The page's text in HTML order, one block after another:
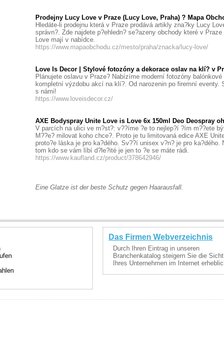
Prodejny Lucy Love v Praze (Lucy Love, Praha) ? Mapa
Hledáte-li prodejnu která v Praze prodává artikly zna?ky Lucy
správn?. Zde najdete p?ehledn? se?azeny obchody které v
Love mají v nabídce.
https://www.mapaobchodu.cz/mesto/praha/znacka/lucy-love/
Love Is Decor | Stylové fotozóny a dekorace oslav na klí? v
Plánujete oslavu v Praze? Nabízíme moderní fotozóny balónkové
kompletní výzdobu akcí na klí?. Od narozenin po firemní eventy.
s námi!
https://www.loveisdecor.cz/
AXE Bodyspray Unite Love is Love 6x 150ml Deo Deospray
V parcích na ulici ve m?st?: v??íme ?e to nejlep?í ?ím m??ete
M??e? milovat koho chce?. Proto je tu limitovaná edice AXE
proto?e láska je pro ka?dého. Sv??í unisex v?n? je pro ka?dého.
tom kdo se vám líbí d?le?ité je jen to ?e se máte rádi.
https://www.kaufland.cz/product/378642946/
Eine Glatze ist der beste Schutz gegen Haarausfall.
Das Firmen Webverzeichnis
Durch Ihren Eintrag in unseren
Branchenkatalog steigern Sie die
Ihres Unternehmen im Internet